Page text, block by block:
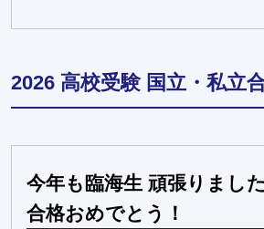
2026 高校受験 国立・私立
今年も臨海生 頑張りました
合格おめでとう！